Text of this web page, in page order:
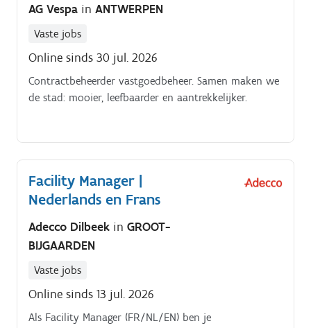
mede‑eigenaars en opvolgen van betalingen Opvolgen
van het rappelsysteem voor klanten en leveranciers
Aanspreekpunt zijn voor vragen over provisies en
afrekeningen Bespreken van afrekeningen met de
rekeningcommissaris Uitvoeren van diverse
AG Vespa in ANTWERPEN
Vaste jobs
Online sinds 30 jul. 2026
Contractbeheerder vastgoedbeheer. Samen maken we
de stad: mooier, leefbaarder en aantrekkelijker.
Facility Manager |
Nederlands en Frans
Adecco Dilbeek in GROOT-
BIJGAARDEN
Vaste jobs
Online sinds 13 jul. 2026
Als Facility Manager (FR/NL/EN) ben je